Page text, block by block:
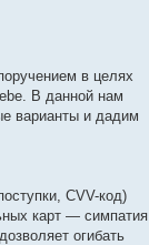
в целях
В данной нам
варианты и дадим
CVV-код)
карт — симпатия
огибать